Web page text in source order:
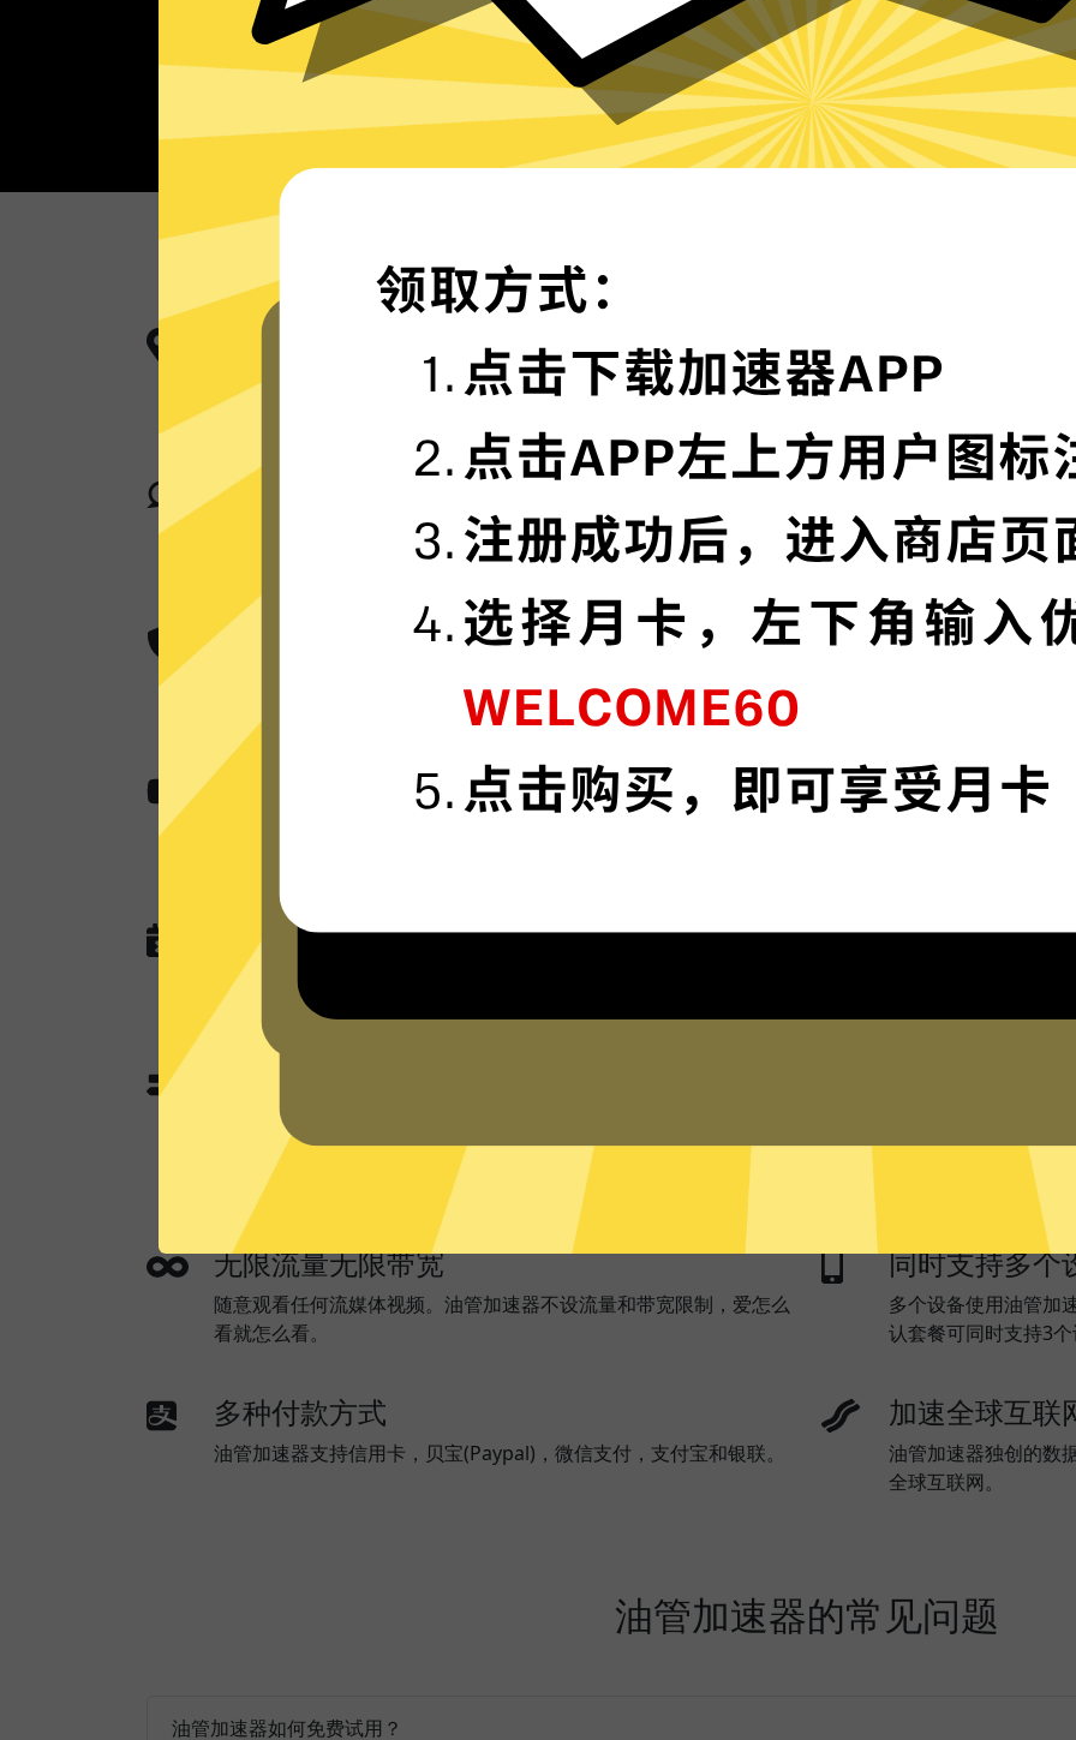
更多服务器地区选择
油管加速器现已拥有超多加速服务器节点，并且还在不断增加中。
油管加速器已为所有
卓越的连接稳定性
油管加速器采用行业领先的自研发通信协议，深度保护特征，不论您
身在何处，都可轻松加速。
多语言界面
油管加速器提供多种
超群的数据加密 高级数据泄漏
无国界内容 保护您的IP地
无任何网络或连接记录
油管加速器现在没有未来也不会记录任何登录历史，网络活动，DNS
查询，以及任何可以用于识别跟踪您的信息。
在线客服
油管加速器独有的分流模式会智能判断需要加速的网络流量，并为其
使用加速功能；不需要加速的本地流量，比如百度或者美团，则使用
本地网络来优化网速。全局模式则所有流量都走油管加速器。
硬盘内。无硬盘服
无限流量无限带宽
随意观看任何流媒体视频。油管加速器不设流量和带宽限制，爱怎么
看就怎么看。
同时支持多个
多个设备使用油管加
认套餐可同时支持3
多种付款方式
油管加速器支持信用卡，贝宝(Paypal)，微信支付，支付宝和银联。
加速全球互联
油管加速器独创的数
全球互联网。
油管加速器的常见问题
油管加速器如何免费试用？